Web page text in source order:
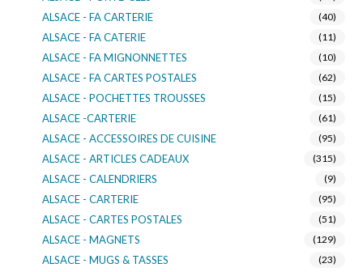
ALSACE - FA CARTERIE (40)
ALSACE - FA CATERIE (11)
ALSACE - FA MIGNONNETTES (10)
ALSACE - FA CARTES POSTALES (62)
ALSACE - POCHETTES TROUSSES (15)
ALSACE -CARTERIE (61)
ALSACE - ACCESSOIRES DE CUISINE (95)
ALSACE - ARTICLES CADEAUX (315)
ALSACE - CALENDRIERS (9)
ALSACE - CARTERIE (95)
ALSACE - CARTES POSTALES (51)
ALSACE - MAGNETS (129)
ALSACE - MUGS & TASSES (23)